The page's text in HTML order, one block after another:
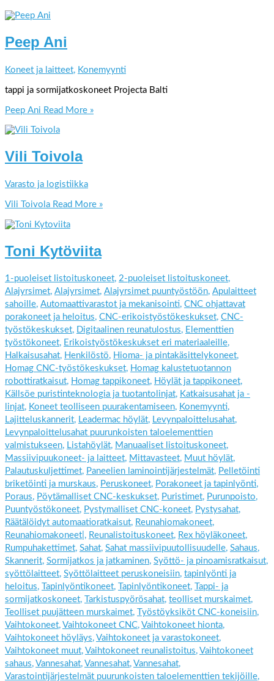
Peep Ani
Koneet ja laitteet, Konemyynti
tappi ja sormijatkoskoneet Projecta Balti
Peep Ani Read More »
Vili Toivola
Varasto ja logistiikka
Vili Toivola Read More »
Toni Kytöviita
1-puoleiset listoituskoneet, 2-puoleiset listoituskoneet,
Alajyrsimet, Alajyrsimet, Alajyrsimet puuntyöstöön, Apulaitteet
sahoille, Automaattivarastot ja mekanisointi, CNC ohjattavat
porakoneet ja heloitus, CNC-erikoistyöstökeskukset, CNC-
työstökeskukset, Digitaalinen reunatulostus, Elementtien
työstökoneet, Erikoistyöstökeskukset eri materiaaleille,
Halkaisusahat, Henkilöstö, Hioma- ja pintakäsittelykoneet,
Homag CNC-työstökeskukset, Homag kalustetuotannon
robottiratkaisut, Homag tappikoneet, Höylät ja tappikoneet,
Källsöe puristinteknologia ja tuotantolinjat, Katkaisusahat ja -
linjat, Koneet teolliseen puurakentamiseen, Konemyynti,
Lajitteluskannerit, Leadermac höylät, Levynpaloittelusahat,
Levynpaloittelusahat puurunkoisten taloelementtien
valmistukseen, Listahöylät, Manuaaliset listoituskoneet,
Massiivipuukoneet- ja laitteet, Mittavasteet, Muut höylät,
Palautuskuljettimet, Paneelien laminointijärjestelmät, Pelletöinti
briketöinti ja murskaus, Peruskoneet, Porakoneet ja tapinlyönti,
Poraus, Pöytämalliset CNC-keskukset, Puristimet, Purunpoisto,
Puuntyöstökoneet, Pystymalliset CNC-koneet, Pystysahat,
Räätälöidyt automaatioratkaisut, Reunahiomakoneet,
Reunahiomakoneet| , Reunalistoituskoneet, Rex höyläkoneet,
Rumpuhakettimet, Sahat, Sahat massiivipuutollisuudelle, Sahaus,
Skannerit, Sormijatkos ja jatkaminen, Syöttö- ja pinoamisratkaisut,
syöttölaitteet, Syöttölaitteet peruskoneisiin, tapinlyönti ja
heloitus, Tapinlyöntikoneet, Tapinlyöntikoneet,
Tappi- ja
sormijatkoskoneet, Tarkistuspyörösahat, teolliset murskaimet,
Teolliset puujätteen murskaimet, Työstöyksiköt CNC-koneisiin,
Vaihtokoneet, Vaihtokoneet CNC, Vaihtokoneet hionta,
Vaihtokoneet höyläys, Vaihtokoneet ja varastokoneet,
Vaihtokoneet muut, Vaihtokoneet reunalistoitus, Vaihtokoneet
sahaus, Vannesahat, Vannesahat, Vannesahat,
Varastointijärjestelmät puurunkoisten taloelementtien tekijöille,